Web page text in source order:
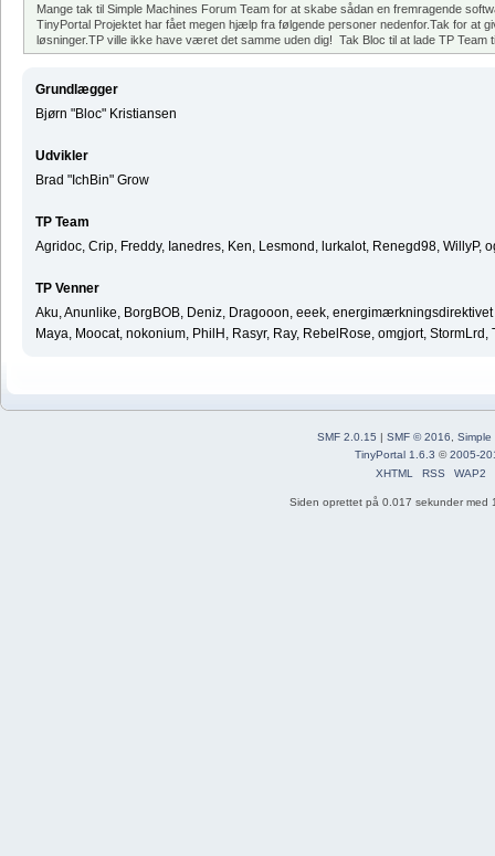
Mange tak til Simple Machines Forum Team for at skabe sådan en fremragende
TinyPortal Projektet har fået megen hjælp fra følgende personer nedenfor.Tak for at
løsninger.TP ville ikke have været det samme uden dig! Tak Bloc til at lade TP Team
Grundlægger
Bjørn "Bloc" Kristiansen
Udvikler
Brad "IchBin" Grow
TP Team
Agridoc, Crip, Freddy, Ianedres, Ken, Lesmond, lurkalot, Renegd98, WillyP,
TP Venner
Aku, Anunlike, BorgBOB, Deniz, Dragooon, eeek,
Maya, Moocat, nokonium, PhilH, Rasyr, Ray, RebelRose, omgjort,
SMF 2.0.15 | SMF © 2016
Simple
TinyPortal 1.6.3 ©2005-
XHTML
RSS WAP2
Siden oprettet på 0.017 sekunder med